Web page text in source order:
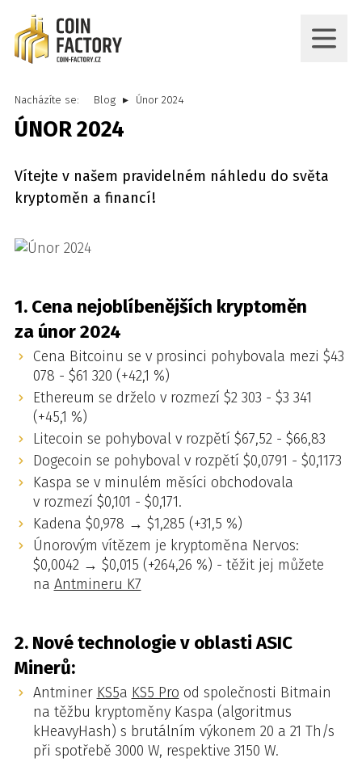
Nacházíte se: Blog Únor 2024
ÚNOR 2024
Vítejte v našem pravidelném náhledu do světa
kryptoměn a financí!
1. Cena nejoblíbenějších kryptoměn
za únor 2024
Cena Bitcoinu se v prosinci pohybovala mezi $43
078 - $61 320 (+42,1 %)
Ethereum se drželo v rozmezí $2 303 - $3 341
(+45,1 %)
Litecoin se pohyboval v rozpětí $67,52 - $66,83
Dogecoin se pohyboval v rozpětí $0,0791 - $0,1173
Kaspa se v minulém měsíci obchodovala
v rozmezí $0,101 - $0,171.
Kadena $0,978 → $1,285 (+31,5 %)
Únorovým vítězem je kryptoměna Nervos:
$0,0042 → $0,015 (+264,26 %) - těžit jej můžete
na Antmineru K7
2. Nové technologie v oblasti ASIC
Minerů:
Antminer KS5a KS5 Pro od společnosti Bitmain
na těžbu kryptoměny Kaspa (algoritmus
kHeavyHash) s brutálním výkonem 20 a 21 Th/s
při spotřebě 3000 W, respektive 3150 W.